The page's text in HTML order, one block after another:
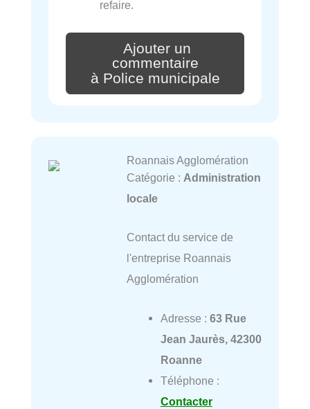
refaire.
Ajouter un
commentaire
à Police municipale
Roannais Agglomération
Catégorie : Administration
locale
Contact du service de
l'entreprise Roannais
Agglomération
Adresse : 63 Rue
Jean Jaurès, 42300
Roanne
Téléphone :
Contacter